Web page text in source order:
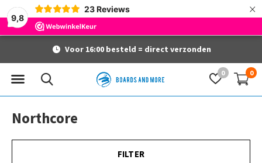
9,8
23 Reviews ×
0 0
Voor 16:00 besteld = direct verzonden
Northcore
FILTER